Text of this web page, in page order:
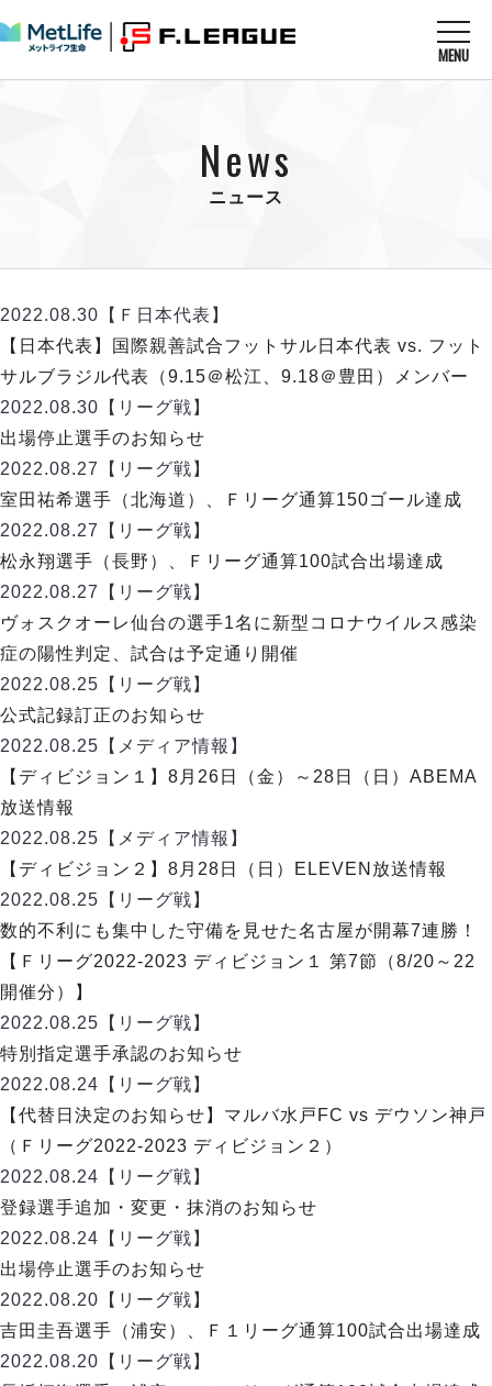
MENU
U-23選抜
クラブ
チケット
メディア情報
フットサル日本代表
その他
MATCHES
順位表
戦績表
警告・退場・出場停止選手
個人ランキング｜ゴール
個人ランキング｜シュート
個人ランキング｜シュート成功率
個人ランキング｜第2PK
メットライフ生命Ｆ２リーグ
試合日程
順位表
戦績表
警告・退場・出場停止選手
個人ランキング｜ゴール
個人ランキング｜シュート
個人ランキング｜シュート成功率
個人ランキング｜第2PK
メットライフ生命Ｆリーグカップ 2026
試合日程・結果
大会概要
アリーナ情報
チケット情報
過去の記録
メットライフ生命Ｆ１リーグ
エスポラーダ北海道
バルドラール浦安
フウガドールすみだ
しながわシティ
立川アスレティックFC
ペスカドーラ町田
湘南ベルマーレ
ボアルース長野
名古屋オーシャンズ
シュライカー大阪
ボルクバレット北九州
バサジィ大分
メットライフ生命Ｆ２リーグ
ヴォスクオーレ仙台
マルバ水戸FC
リガーレヴィア葛飾
Y．S．C．C．横浜
ヴィンセドール白山
アグレミーナ浜松
デウソン神戸
ポルセイド浜田
ミラクルスマイル新居浜
チケットを買う TICKET
アリーナ情報 ARENA
リーグ概要 ABOUT US
リーグ概要
日本フットサルリーグについて
大会概要
リーグ要項
クラブライセンス関連
アリーナ観戦マナー&ルール
過去の記録 ARCHIVE
過去の試合記録
ディビジョン1 試合記録
ディビジョン2 試合記録
Ｆリーグカップ 試合記録
リーグ統計データ
記念ゴール
ハットトリック
担当審判員
選手の通算記録（Ｆ１）
エスポラーダ北海道
バルドラール浦安
フウガドールすみだ
しながわシティ
立川アスレティックFC
ペスカドーラ町田
湘南ベルマーレ
ボアルース長野
名古屋オーシャンズ
シュライカー大阪
ボルクバレット北九州
バサジィ大分
プロジェクト PROJECT
ABeam AWARD
DIVISION 01
DIVISION02
FOLLOW US!
News
ニュース
2022.08.30 【Ｆ日本代表】
【日本代表】国際親善試合フットサル日本代表 vs. フット
サルブラジル代表（9.15＠松江、9.18＠豊田）メンバー
2022.08.30 【リーグ戦】
出場停止選手のお知らせ
2022.08.27
【リーグ戦】
室田祐希選手（北海道）、Ｆリーグ通算150ゴール達成
2022.08.27
【リーグ戦】
松永翔選手（長野）、Ｆリーグ通算100試合出場達成
2022.08.27
【リーグ戦】
ヴォスクオーレ仙台の選手1名に新型コロナウイルス感染
症の陽性判定、試合は予定通り開催
2022.08.25 【リーグ戦】
公式記録訂正のお知らせ
2022.08.25 【メディア情報】
【ディビジョン１】8月26日（金）～28日（日）ABEMA
放送情報
2022.08.25 【メディア情報】
【ディビジョン２】8月28日（日）ELEVEN放送情報
2022.08.25 【リーグ戦】
数的不利にも集中した守備を見せた名古屋が開幕7連勝！
【Ｆリーグ2022-2023 ディビジョン１ 第7節（8/20～22
開催分）】
2022.08.25 【リーグ戦】
特別指定選手承認のお知らせ
2022.08.24 【リーグ戦】
【代替日決定のお知らせ】マルバ水戸FC vs デウソン神戸
（Ｆリーグ2022-2023 ディビジョン２）
2022.08.24 【リーグ戦】
登録選手追加・変更・抹消のお知らせ
2022.08.24 【リーグ戦】
出場停止選手のお知らせ
2022.08.20 【リーグ戦】
吉田圭吾選手（浦安）、Ｆ１リーグ通算100試合出場達成
2022.08.20 【リーグ戦】